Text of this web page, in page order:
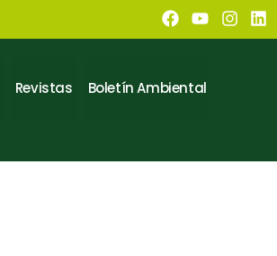
Revistas Boletín Ambiental